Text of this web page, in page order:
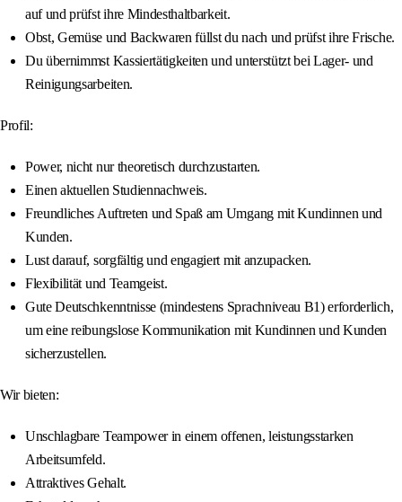
auf und prüfst ihre Mindesthaltbarkeit.
Obst, Gemüse und Backwaren füllst du nach und prüfst ihre Frische.
Du übernimmst Kassiertätigkeiten und unterstützt bei Lager- und
Reinigungsarbeiten.
Profil:
Power, nicht nur theoretisch durchzustarten.
Einen aktuellen Studiennachweis.
Freundliches Auftreten und Spaß am Umgang mit Kundinnen und
Kunden.
Lust darauf, sorgfältig und engagiert mit anzupacken.
Flexibilität und Teamgeist.
Gute Deutschkenntnisse (mindestens Sprachniveau B1) erforderlich,
um eine reibungslose Kommunikation mit Kundinnen und Kunden
sicherzustellen.
Wir bieten:
Unschlagbare Teampower in einem offenen, leistungsstarken
Arbeitsumfeld.
Attraktives Gehalt.